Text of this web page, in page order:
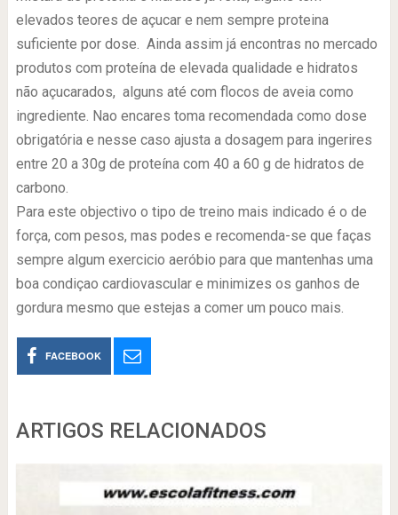
elevados teores de açucar e nem sempre proteina
suficiente por dose. Ainda assim já encontras no mercado
produtos com proteína de elevada qualidade e hidratos
não açucarados, alguns até com flocos de aveia como
ingrediente. Nao encares toma recomendada como dose
obrigatória e nesse caso ajusta a dosagem para ingerires
entre 20 a 30g de proteína com 40 a 60 g de hidratos de
carbono.
Para este objectivo o tipo de treino mais indicado é o de
força, com pesos, mas podes e recomenda-se que faças
sempre algum exercicio aeróbio para que mantenhas uma
boa condiçao cardiovascular e minimizes os ganhos de
gordura mesmo que estejas a comer um pouco mais.
FACEBOOK
ARTIGOS RELACIONADOS